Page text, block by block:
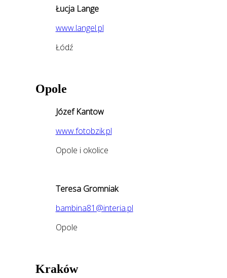
Łucja Lange
www.langel.pl
Łódź
Opole
Józef Kantow
www.fotobzik.pl
Opole i okolice
Teresa Gromniak
bambina81@interia.pl
Opole
Kraków